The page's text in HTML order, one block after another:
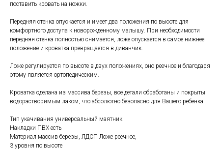
поставить кровать на ножки.
Передняя стенка опускается и имеет два положения по высоте для
комфортного доступа к новорожденному малышу. При необходимости
передняя стенка полностью снимается, ложе опускается в самое нижнее
положение и кроватка превращается в диванчик.
Ложе регулируется по высоте в двух положениях, оно реечное и благодаря
этому является ортопедическим.
Кроватка сделана из массива березы, все детали обработаны и покрыты
водорастворимым лаком, что абсолютно безопасно для Вашего ребенка.
Тип укачивания универсальный маятник
Накладки ПВХ есть
Материал массив березы, ЛДСП Ложе реечное,
3 уровня по высоте